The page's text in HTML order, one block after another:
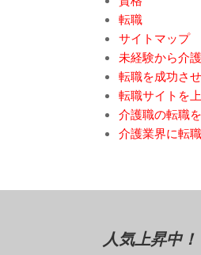
転職
サイトマップ
未経験から介
転職を成功さ
転職サイトを
介護職の転職
介護業界に転
人気上昇中！